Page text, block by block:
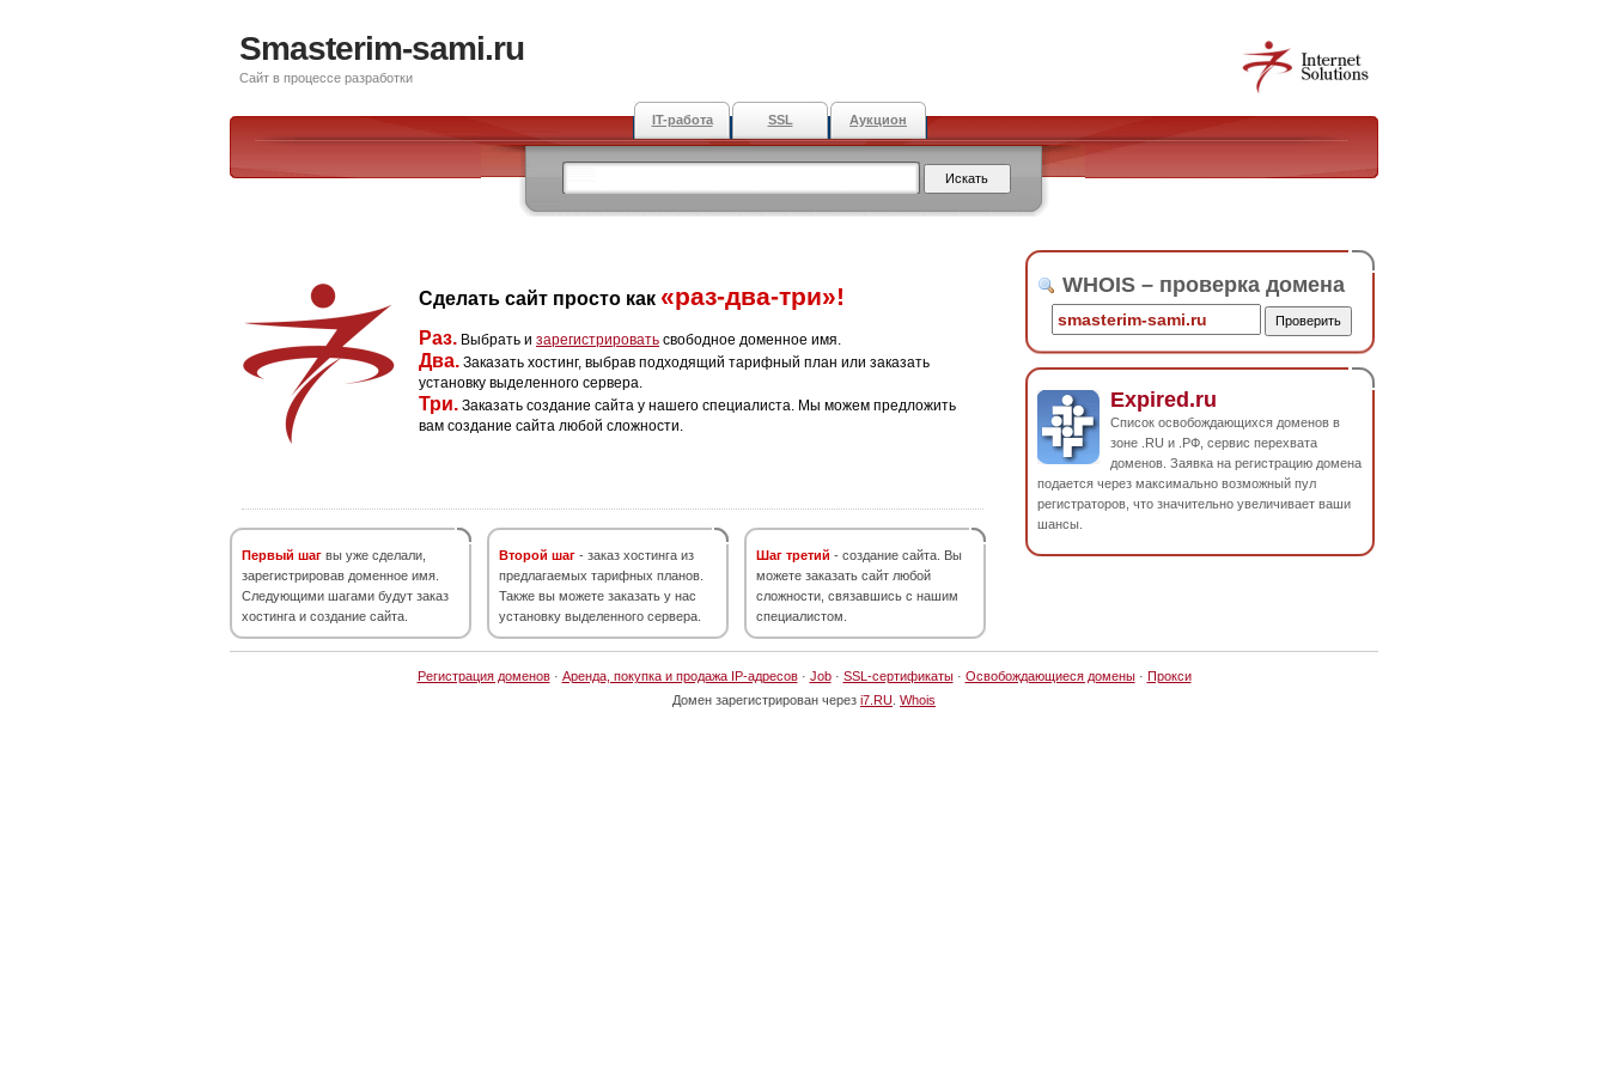
Smasterim-sami.ru
Сайт в процессе разработки
IT-работа SSL Аукцион
Сделать сайт просто как «раз-два-три»!
Раз. Выбрать и зарегистрировать свободное доменное имя.
Два. Заказать хостинг, выбрав подходящий тарифный план или заказать
установку выделенного сервера.
Три. Заказать создание сайта у нашего специалиста. Мы можем предложить
вам создание сайта любой сложности.
Первый шаг вы уже сделали,
зарегистрировав доменное имя.
Следующими шагами будут заказ
хостинга и создание сайта.
Второй шаг - заказ хостинга из
предлагаемых тарифных планов.
Также вы можете заказать у нас
установку выделенного сервера.
Шаг третий - создание сайта. Вы
можете заказать сайт любой
сложности, связавшись с нашим
специалистом.
WHOIS – проверка домена
Expired.ru
Список освобождающихся доменов в
зоне .RU и .РФ, сервис перехвата
доменов. Заявка на регистрацию домена
подается через максимально возможный пул
регистраторов, что значительно увеличивает ваши
шансы.
Регистрация доменов· Аренда, покупка и продажа IP-адресов· Job· SSL-сертификаты· Освобождающиеся домены· Прокси
Домен зарегистрирован через i7.RU Whois